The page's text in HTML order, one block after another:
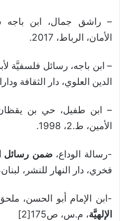
– راشق جمال، ابن باجه
الأمان، الرباط، 2017.
– ابن باجه، رسائل فلسفيَّة
الدين العلوي، دار الثقافة
– ابن طفيل، حي بن
الأمين، ط.2، 1998.
-رسالة الوداع، ضمن رسائل
فخري، دار النهار للنشر، لبنان، 1968،
-ابن الإمام أبو الحسن،
الإلهيَّة، م.س، ص175[2]